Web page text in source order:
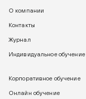
О компании
Контакты
Журнал
Индивидуальное обучение
Корпоративное обучение
Онлайн обучение